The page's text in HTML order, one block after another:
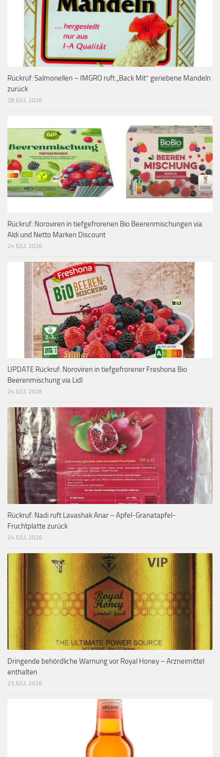
Rückruf: Salmonellen – IMGRO ruft „Back Mit“ geriebene Mandeln
zurück
28 JULI, 2026
Rückruf: Noroviren in tiefgefrorenen Bio Beerenmischungen via
Aldi und Netto Marken Discount
24 JULI, 2026
UPDATE Rückruf: Noroviren in tiefgefrorener Freshona Bio
Beerenmischung via Lidl
24 JULI, 2026
Rückruf: Nadi ruft Lavashak Anar – Apfel-Granatapfel-
Fruchtplatte zurück
24 JULI, 2026
Dringende behördliche Warnung vor Royal Honey – Arzneimittel
enthalten
23 JULI, 2026